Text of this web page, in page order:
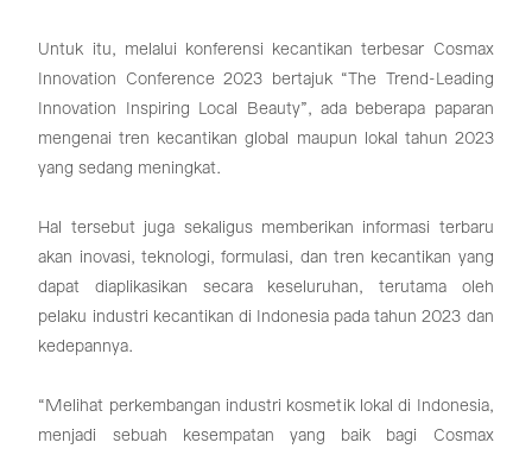
Untuk itu, melalui konferensi kecantikan terbesar Cosmax
Innovation Conference 2023 bertajuk “The Trend-Leading
Innovation Inspiring Local Beauty”, ada beberapa paparan
mengenai tren kecantikan global maupun lokal tahun 2023
yang sedang meningkat.
Hal tersebut juga sekaligus memberikan informasi terbaru
akan inovasi, teknologi, formulasi, dan tren kecantikan yang
dapat diaplikasikan secara keseluruhan, terutama oleh
pelaku industri kecantikan di Indonesia pada tahun 2023 dan
kedepannya.
“Melihat perkembangan industri kosmetik lokal di Indonesia,
menjadi sebuah kesempatan yang baik bagi Cosmax